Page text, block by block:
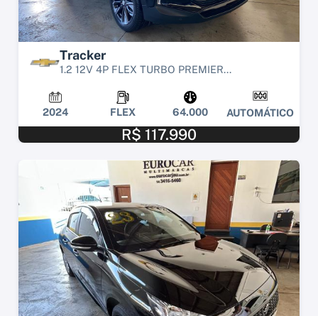
Tracker
1.2 12V 4P FLEX TURBO PREMIER...
2024 FLEX 64.000 AUTOMÁTICO
R$ 117.990